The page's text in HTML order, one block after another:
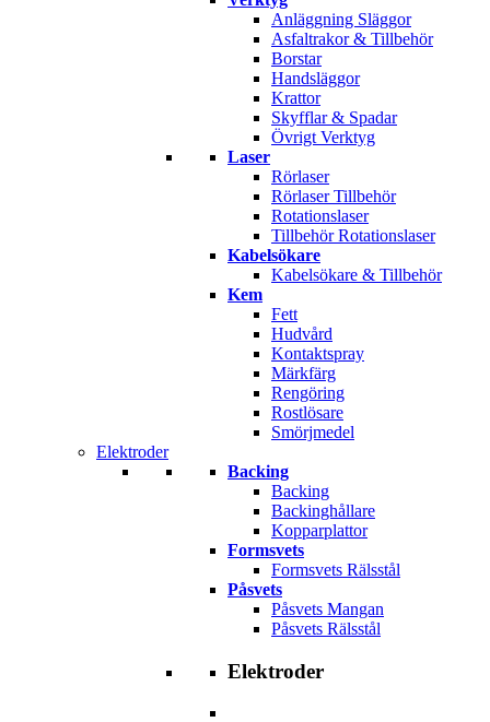
Anläggning Släggor
Asfaltrakor & Tillbehör
Borstar
Handsläggor
Krattor
Skyfflar & Spadar
Övrigt Verktyg
Laser
Rörlaser
Rörlaser Tillbehör
Rotationslaser
Tillbehör Rotationslaser
Kabelsökare
Kabelsökare & Tillbehör
Kem
Fett
Hudvård
Kontaktspray
Märkfärg
Rengöring
Rostlösare
Smörjmedel
Elektroder
Backing
Backing
Backinghållare
Kopparplattor
Formsvets
Formsvets Rälsstål
Påsvets
Påsvets Mangan
Påsvets Rälsstål
Elektroder